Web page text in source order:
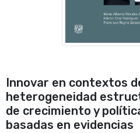
Innovar en contextos
heterogeneidad
de crecimiento y
basadas en evidencias